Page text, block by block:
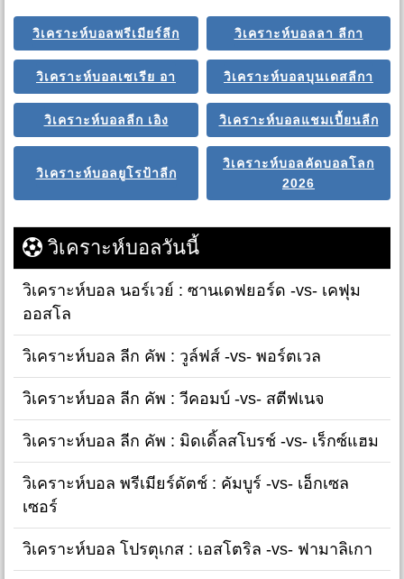
วิเคราะห์บอลพรีเมียร์ลีก วิเคราะห์บอลลา ลีกา
วิเคราะห์บอลเซเรีย อา วิเคราะห์บอลบุนเดสลีกา
วิเคราะห์บอลลีก เอิง วิเคราะห์บอลแชมเปี้ยนลีก
วิเคราะห์บอลยูโรป้าลีก
วิเคราะห์บอลคัดบอลโลก
2026
วิเคราะห์บอลวันนี้
วิเคราะห์บอล นอร์เวย์ : ซานเดฟยอร์ด -vs- เคฟุม
ออสโล
วิเคราะห์บอล ลีก คัพ : วูล์ฟส์ -vs- พอร์ตเวล
วิเคราะห์บอล ลีก คัพ : วีคอมบ์ -vs- สตีฟเนจ
วิเคราะห์บอล ลีก คัพ : มิดเดิ้ลสโบรช์ -vs- เร็กซ์แฮม
วิเคราะห์บอล พรีเมียร์ดัตช์ : คัมบูร์ -vs- เอ็กเซล
เซอร์
วิเคราะห์บอล โปรตุเกส : เอสโตริล -vs- ฟามาลิเกา